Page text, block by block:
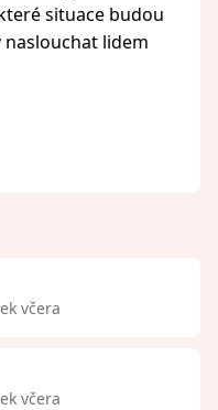
situace budou
naslouchat lidem
včera
včera